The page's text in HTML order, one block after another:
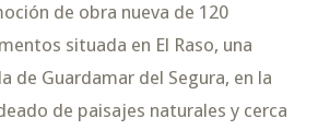
de obra nueva de 120
situada en El Raso, una
de Guardamar del Segura, en la
de paisajes naturales y cerca